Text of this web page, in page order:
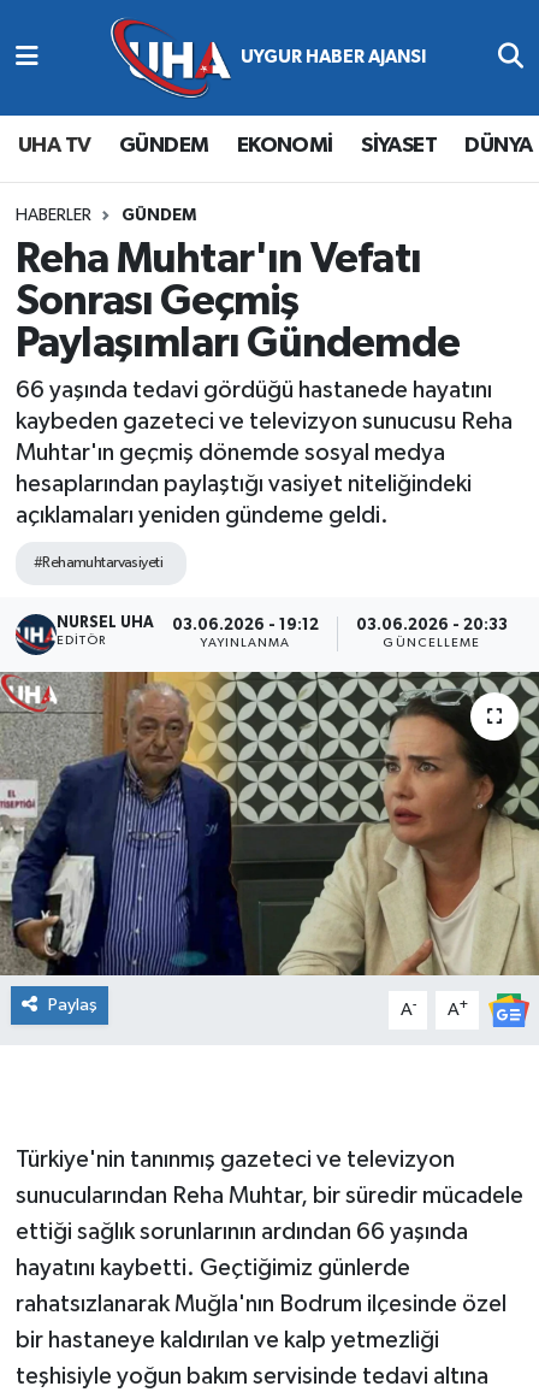
UHA TV GÜNDEM EKONOMİ SİYASET DÜNYA
HABERLER GÜNDEM
Reha Muhtar'ın Vefatı
Sonrası Geçmiş
Paylaşımları Gündemde
66 yaşında tedavi gördüğü hastanede hayatını
kaybeden gazeteci ve televizyon sunucusu Reha
Muhtar'ın geçmiş dönemde sosyal medya
hesaplarından paylaştığı vasiyet niteliğindeki
açıklamaları yeniden gündeme geldi.
#Rehamuhtarvasiyeti
NURSEL UHA
EDITÖR
03.06.2026 - 19:12
YAYINLANMA
03.06.2026 - 20:33
GÜNCELLEME
Paylaş A- A+
Türkiye'nin tanınmış gazeteci ve televizyon
sunucularından Reha Muhtar, bir süredir mücadele
ettiği sağlık sorunlarının ardından 66 yaşında
hayatını kaybetti. Geçtiğimiz günlerde
rahatsızlanarak Muğla'nın Bodrum ilçesinde özel
bir hastaneye kaldırılan ve kalp yetmezliği
teşhisiyle yoğun bakım servisinde tedavi altına
Abone Ol
Gündem
Ekonomi
Magazin
Siyaset
Spor
Yaşam
Nöbetçi Eczaneler
Hava Durumu
Namaz Vakitleri
Trafik Durumu
Süper Lig Puan Durumu ve Fikstür
Tüm Manşetler
Son Dakika Haberleri
Haber Arşivi